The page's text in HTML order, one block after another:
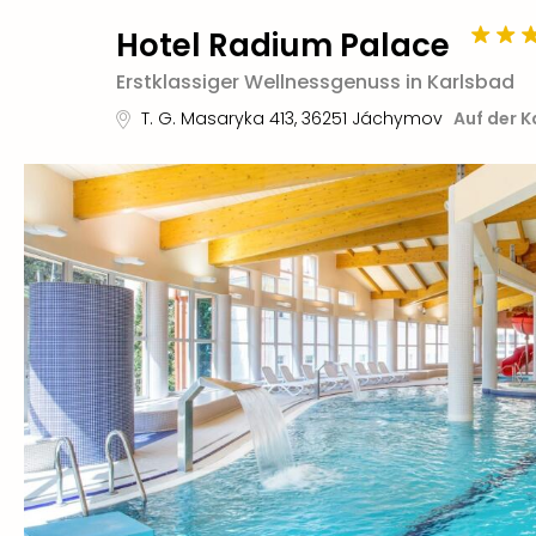
Hotel Radium Palace
Erstklassiger Wellnessgenuss in Karlsbad
T. G. Masaryka 413, 36251 Jáchymov Auf der